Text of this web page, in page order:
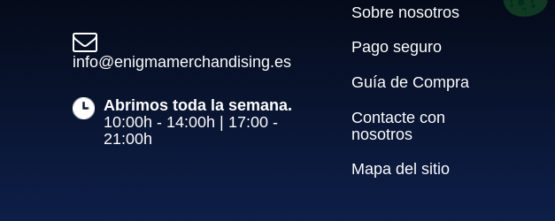
info@enigmamerchandising.es
Abrimos toda la semana.
10:00h - 14:00h | 17:00 -
21:00h
Sobre nosotros
Pago seguro
Guía de Compra
Contacte con
nosotros
Mapa del sitio